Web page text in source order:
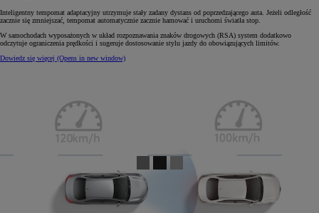
Inteligentny tempomat adaptacyjny utrzymuje stały zadany dystans od poprzedzającego auta. Jeżeli odległość
zacznie się zmniejszać, tempomat automatycznie zacznie hamować i uruchomi światła stop.
W samochodach wyposażonych w układ rozpoznawania znaków drogowych (RSA) system dodatkowo
odczytuje ograniczenia prędkości i sugeruje dostosowanie stylu jazdy do obowiązujących limitów.
Dowiedz się więcej (Opens in new window)